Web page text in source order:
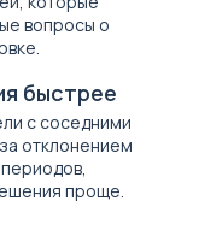
вопросы о
с соседними
отклонением
проще.
быстрее